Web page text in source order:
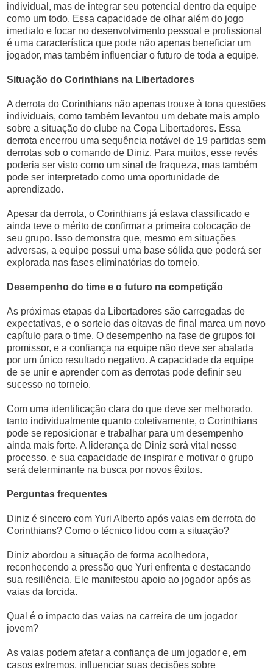
individual, mas de integrar seu potencial dentro da equipe
como um todo. Essa capacidade de olhar além do jogo
imediato e focar no desenvolvimento pessoal e profissional
é uma característica que pode não apenas beneficiar um
jogador, mas também influenciar o futuro de toda a equipe.
Situação do Corinthians na Libertadores
A derrota do Corinthians não apenas trouxe à tona questões
individuais, como também levantou um debate mais amplo
sobre a situação do clube na Copa Libertadores. Essa
derrota encerrou uma sequência notável de 19 partidas sem
derrotas sob o comando de Diniz. Para muitos, esse revés
poderia ser visto como um sinal de fraqueza, mas também
pode ser interpretado como uma oportunidade de
aprendizado.
Apesar da derrota, o Corinthians já estava classificado e
ainda teve o mérito de confirmar a primeira colocação de
seu grupo. Isso demonstra que, mesmo em situações
adversas, a equipe possui uma base sólida que poderá ser
explorada nas fases eliminatórias do torneio.
Desempenho do time e o futuro na competição
As próximas etapas da Libertadores são carregadas de
expectativas, e o sorteio das oitavas de final marca um novo
capítulo para o time. O desempenho na fase de grupos foi
promissor, e a confiança na equipe não deve ser abalada
por um único resultado negativo. A capacidade da equipe
de se unir e aprender com as derrotas pode definir seu
sucesso no torneio.
Com uma identificação clara do que deve ser melhorado,
tanto individualmente quanto coletivamente, o Corinthians
pode se reposicionar e trabalhar para um desempenho
ainda mais forte. A liderança de Diniz será vital nesse
processo, e sua capacidade de inspirar e motivar o grupo
será determinante na busca por novos êxitos.
Perguntas frequentes
Diniz é sincero com Yuri Alberto após vaias em derrota do
Corinthians? Como o técnico lidou com a situação?
Diniz abordou a situação de forma acolhedora,
reconhecendo a pressão que Yuri enfrenta e destacando
sua resiliência. Ele manifestou apoio ao jogador após as
vaias da torcida.
Qual é o impacto das vaias na carreira de um jogador
jovem?
As vaias podem afetar a confiança de um jogador e, em
casos extremos, influenciar suas decisões sobre